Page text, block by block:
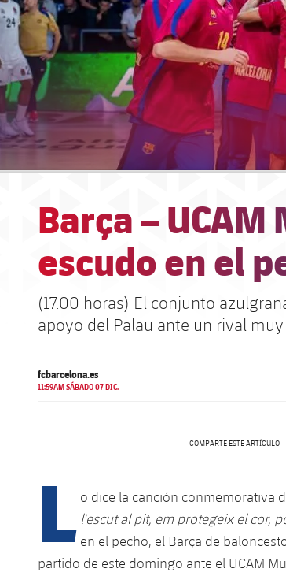
Barça – UCAM
escudo en el
(17.00 horas) El conjunto
apoyo del Palau ante un rival
fcbarcelona.es
11:59AM SÁBADO 07 DIC.
COMPARTE ESTE ARTÍCULO
L o dice la canción conmemorativa
l'escut al pit, em protegeix el cor,
en el pecho, el Barça de
partido de este domingo ante el UCAM